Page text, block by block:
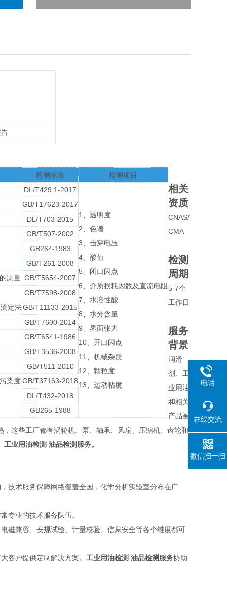
检测标准
检测项目
DL/T429.1-2017
1、透明度
2、色谱
3、击穿电压
4、酸值
5、闭口闪点
6、介质损耗因数及直流电阻
7、水溶性酸
8、水分含量
9、界⾯张力
10、开口闪点
11、机械杂质
12、颗粒度
13、运动粘度
GB/T17623-2017
DL/T703-2015
GB/T507-2002
GB264-1983
GB/T261-2008
测量 GB/T5654-2007
GB/T7598-2008
定法GB/T11133-2015
GB/T7600-2014
GB/T6541-1986
GB/T3536-2008
GB/T511-2010
染度 GB/T37163-2018
DL/T432-2018
GB265-1988
相关
资质
CNAS/
CMA
检测
周期
5-7个
工作日
服务
背景
润滑
剂、工
业⽤油
和相关
产品被
这些工厂都有涡轮机、泵、轴承、风扇、压缩机、齿轮和
工业用油检测 油品检测服务。
技术服务保障网络覆盖全国，化学分析实验室分布在广
专业的技术服务队伍。
磁兼容、安规试验、计量校验、信息安全等各个维度都可
客户提供定制解决方案。 工业用油检测 油品检测服务协助
电话
在线交流
微信扫一扫